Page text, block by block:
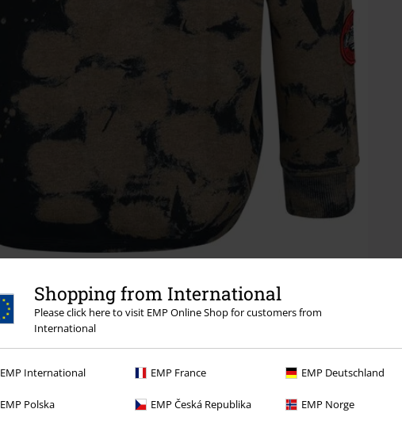
Shopping from International
Please click here to visit EMP Online Shop for customers from
International
EMP International EMP France EMP Deutschland
EMP Polska EMP Česká Republika EMP Norge